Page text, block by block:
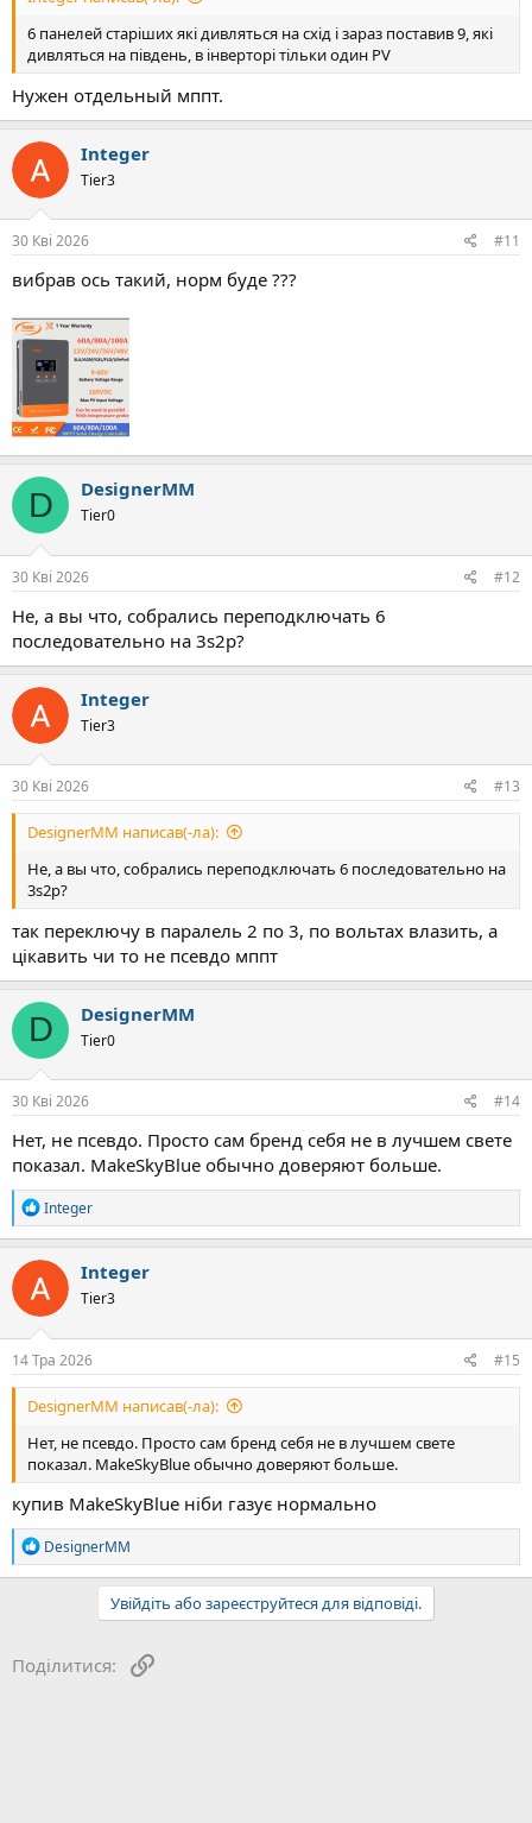
6 панелей старіших які дивляться на схід і зараз поставив 9, які
дивляться на південь, в інверторі тільки один PV
Нужен отдельный мппт.
Integer
Tier3
30 Кві 2026 #11
вибрав ось такий, норм буде ???
D DesignerMM
Tier0
30 Кві 2026 #12
Не, а вы что, собрались переподключать 6
последовательно на 3s2p?
Integer
Tier3
30 Кві 2026 #13
DesignerMM написав(-ла):
Не, а вы что, собрались переподключать 6 последовательно на
3s2p?
так переключу в паралель 2 по 3, по вольтах влазить, а
цікавить чи то не псевдо мппт
D DesignerMM
Tier0
30 Кві 2026 #14
Нет, не псевдо. Просто сам бренд себя не в лучшем свете
показал. MakeSkyBlue обычно доверяют больше.
Р
е
а
к
ц
і
ї
:
Integer
Integer
Tier3
14 Тра 2026 #15
DesignerMM написав(-ла):
Нет, не псевдо. Просто сам бренд себя не в лучшем свете
показал. MakeSkyBlue обычно доверяют больше.
купив MakeSkyBlue ніби газує нормально
Р
е
а
ї
:
DesignerMM
Увійдіть або зареєструйтеся для відповіді.
Поділитися: